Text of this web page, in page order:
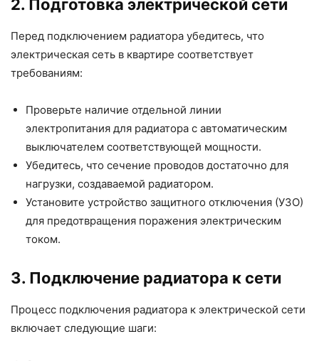
2. Подготовка электрической сети
Перед подключением радиатора убедитесь, что
электрическая сеть в квартире соответствует
требованиям:
Проверьте наличие отдельной линии
электропитания для радиатора с автоматическим
выключателем соответствующей мощности.
Убедитесь, что сечение проводов достаточно для
нагрузки, создаваемой радиатором.
Установите устройство защитного отключения (УЗО)
для предотвращения поражения электрическим
током.
3. Подключение радиатора к сети
Процесс подключения радиатора к электрической сети
включает следующие шаги: